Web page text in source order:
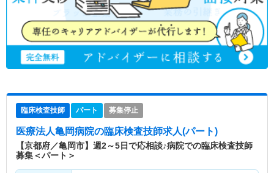
臨床検査技師 パート 募集停止
医療法人亀岡病院の臨床検査技師求人(パート)
【京都府／亀岡市】週2～5日で応相談♪病院での臨床検査技師
募集＜パート＞